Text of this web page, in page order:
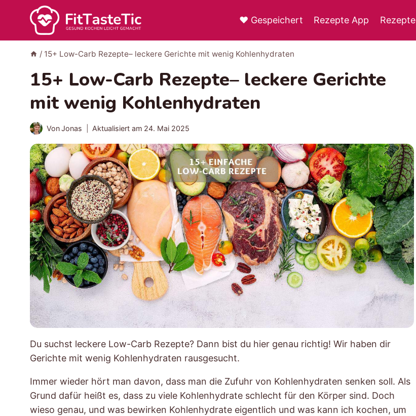
springen
♥ Gespeichert Rezepte App Rezepte
/ 15+ Low-Carb Rezepte– leckere Gerichte mit wenig Kohlenhydraten
15+ Low-Carb Rezepte– leckere Gerichte
mit wenig Kohlenhydraten
VonJonas Aktualisiert am 24. Mai 2025
Du suchst leckere Low-Carb Rezepte? Dann bist du hier genau richtig! Wir haben dir
Gerichte mit wenig Kohlenhydraten rausgesucht.
Immer wieder hört man davon, dass man die Zufuhr von Kohlenhydraten senken soll. Als
Grund dafür heißt es, dass zu viele Kohlenhydrate schlecht für den Körper sind. Doch
wieso genau, und was bewirken Kohlenhydrate eigentlich und was kann ich kochen, um